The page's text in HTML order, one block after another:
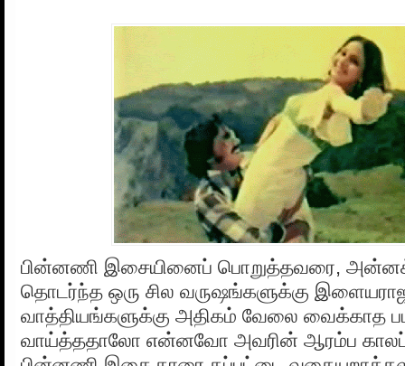
பின்னணி இசையினைப் பொறுத்தவரை,
தொடர்ந்த ஒரு சில வருஷங்களுக்கு
வாத்தியங்களுக்கு அதிகம் வேலை வைக்காத
வாய்த்ததாலோ என்னவோ அவரின் ஆரம்ப